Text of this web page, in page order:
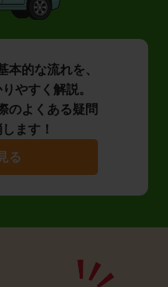
本的な流れを、
やすく解説。
のよくある疑問
ます！
る